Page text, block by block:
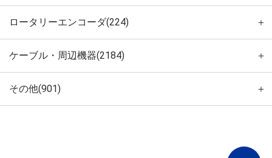
ロータリーエンコーダ(224) ＋
ケーブル・周辺機器(2184) ＋
その他(901) ＋